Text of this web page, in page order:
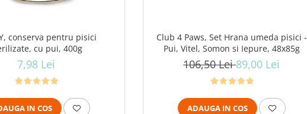
conserva pentru pisici
cu pui, 400g
7,98 Lei
IN COS
Club 4 Paws, Set Hrana umeda pisici -
Pui, Vitel, Somon si Iepure, 48x85g
106,50 Lei89,00 Lei
ADAUGA IN COS